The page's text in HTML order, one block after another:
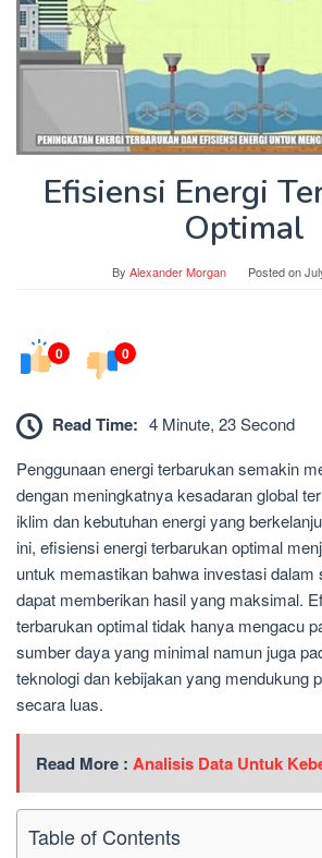
Efisiensi Energi
Optimal
By Alexander Morgan Posted on
0 0
Read Time: 4 Minute, 23 Second
Penggunaan energi terbarukan semakin
dengan meningkatnya kesadaran global
iklim dan kebutuhan energi yang
ini, efisiensi energi terbarukan optimal
untuk memastikan bahwa investasi dalam
dapat memberikan hasil yang maksimal.
terbarukan optimal tidak hanya mengacu
sumber daya yang minimal namun juga
teknologi dan kebijakan yang mendukung
secara luas.
Read More : Analisis Data Untuk
Table of Contents